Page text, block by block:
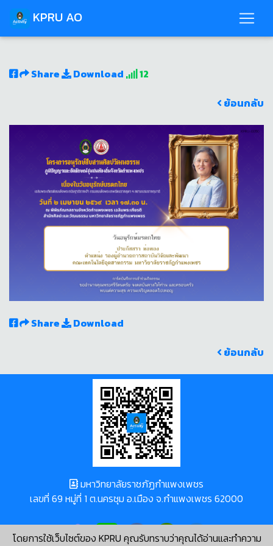
KPRU AO
Share Download
12
ย้อนกลับ
Share
Download
ย้อนกลับ
โดยการใช้เว็บไซต์ของ KPRU คุณรับทราบว่าคุณได้อ่านและทำความ
มหาวิทยาลัยราชภัฏกำแพงเพชร
เลขที่ 69 หมู่ที่ 1 ต.นครชุม อ.เมือง จ.กำแพงเพชร 62000